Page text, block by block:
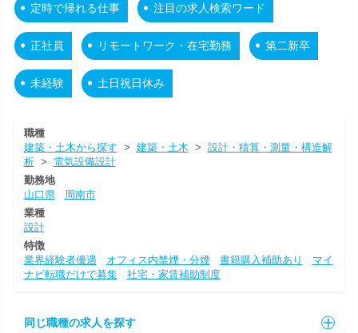
定時で帰れる仕事 注目の求人検索ワード
正社員 リモートワーク・在宅勤務 第二新卒
未経験 土日祝日休み
職種
建築・土木から探す > 建築・土木 > 設計・積算・測量・構造解
析> 電気設備設計
勤務地
山口県
周南市
業種
設計
特徴
業界経験者優遇
オフィス内禁煙・分煙 書籍購入補助あり
マイ
ナビ転職だけで募集
社宅・家賃補助制度
同じ職種の求人を探す